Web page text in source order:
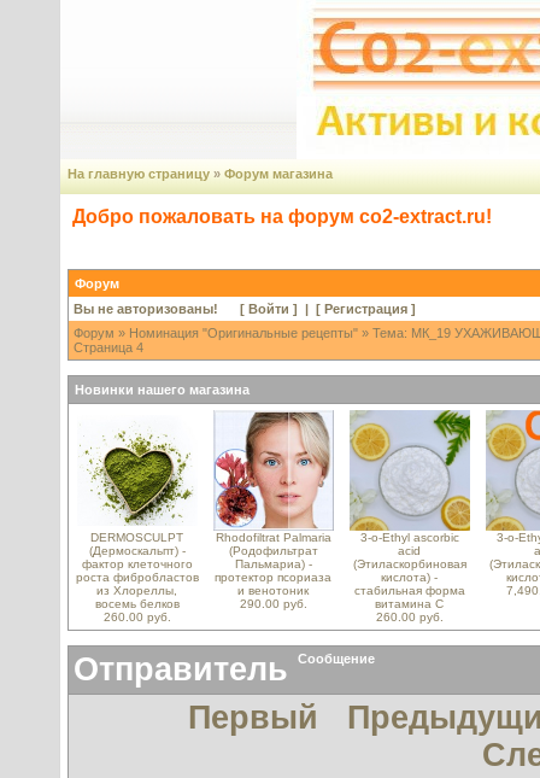
На главную страницу » Форум магазина
Добро пожаловать на форум co2-extract.ru!
Форум
Вы не авторизованы! [ Войти ] | [ Регистрация ]
Форум » Номинация "Оригинальные рецепты" » Тема: МК_19
Страница 4
Новинки нашего магазина
DERMOSCULPT
(Дермоскальпт) -
фактор клеточного
роста фибробластов
из Хлореллы,
восемь белков
260.00 руб.
Rhodofiltrat Palmaria
(Родофильтрат
Пальмариа) -
протектор псориаза
и венотоник
290.00 руб.
3-o-Ethyl ascorbic
acid
(Этиласкорбиновая
кислота) -
стабильная форма
витамина С
260.00 руб.
3-o-
Отправитель Сообщение
Первый